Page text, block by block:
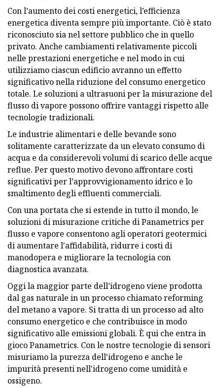
Con l’aumento dei costi energetici, l’efficienza
energetica diventa sempre più importante. Ciò è stato
riconosciuto sia nel settore pubblico che in quello
privato. Anche cambiamenti relativamente piccoli
nelle prestazioni energetiche e nel modo in cui
utilizziamo ciascun edificio avranno un effetto
significativo nella riduzione del consumo energetico
totale. Le soluzioni a ultrasuoni per la misurazione del
flusso di vapore possono offrire vantaggi rispetto alle
tecnologie tradizionali.
Le industrie alimentari e delle bevande sono
solitamente caratterizzate da un elevato consumo di
acqua e da considerevoli volumi di scarico delle acque
reflue. Per questo motivo devono affrontare costi
significativi per l’approvvigionamento idrico e lo
smaltimento degli effluenti commerciali.
Con una portata che si estende in tutto il mondo, le
soluzioni di misurazione critiche di Panametrics per
flusso e vapore consentono agli operatori geotermici
di aumentare l'affidabilità, ridurre i costi di
manodopera e migliorare la tecnologia con
diagnostica avanzata.
Oggi la maggior parte dell’idrogeno viene prodotta
dal gas naturale in un processo chiamato reforming
del metano a vapore. Si tratta di un processo ad alto
consumo energetico e che contribuisce in modo
significativo alle emissioni globali. È qui che entra in
gioco Panametrics. Con le nostre tecnologie di sensori
misuriamo la purezza dell'idrogeno e anche le
impurità presenti nell'idrogeno come umidità e
ossigeno.